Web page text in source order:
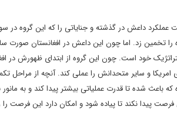
داعش در گذشته و جنایاتی را که این گروه در
تخمین زد. اما چون این داعش در افغانستان صورت
خود است. چون این گروه از ابتدای ظهورش در
امریکا و سایر متحدانش را عملی کند. آنچه از
باعث شده تا قدرت عملیاتی بیشتر پیدا کند و به
پیدا نکند تا پیاده شود و امکان دارد این فرصت را